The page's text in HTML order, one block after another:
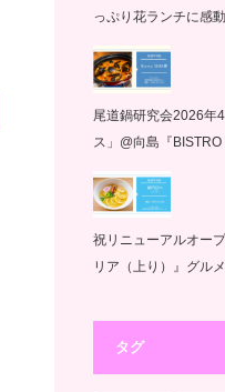
っぷり花ランチに感動
尾道鍋研究会2026年
ス」@向島『BISTRO
祝リニューアルオー
リア（上り）』グル
タグ